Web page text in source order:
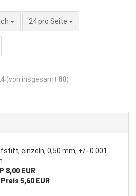
24 pro Seite
(von insgesamt 80)
einzeln, 0,50 mm, +/- 0.001
8,00 EUR
Preis 5,60 EUR